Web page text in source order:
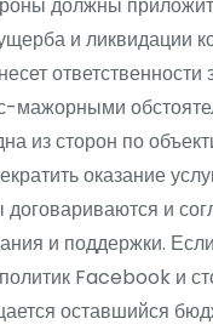
и ликвидации
ответственности
мажорными
из сторон по
оказание
договариваются и
и поддержки.
Facebook и
оставшийся